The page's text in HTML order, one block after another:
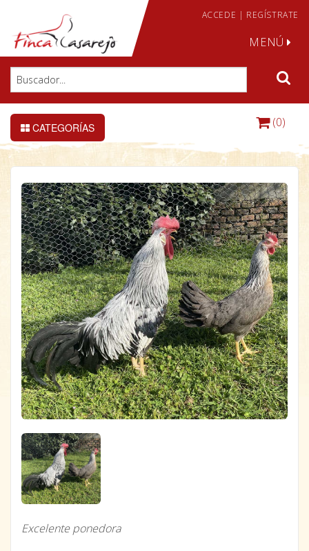
ACCEDE | REGÍSTRATE
MENÚ
CATEGORÍAS (0)
Excelente ponedora